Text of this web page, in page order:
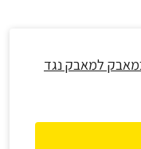
למאבק נגד